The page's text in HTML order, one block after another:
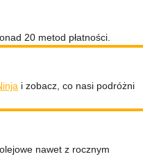
20 metod płatności.
i zobacz, co nasi podróżni
nawet z rocznym